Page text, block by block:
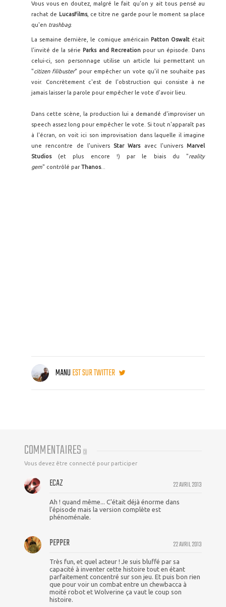
Vous vous en doutez, malgré le fait qu'on y ait tous pensé au
rachat de LucasFilms, ce titre ne garde pour le moment sa place
qu'en trashbag.
La semaine dernière, le comique américain Patton Oswaltétait
l'invité de la série Parks and Recreationpour un épisode. Dans
celui-ci, son personnage utilise un article lui permettant un
"citizen filibuster" pour empêcher un vote qu'il ne souhaite pas
voir. Concrètement c'est de l'obstruction qui consiste à ne
jamais laisser la parole pour empêcher le vote d'avoir lieu.
Dans cette scène, la production lui a demandé d'improviser un
speech assez long pour empêcher le vote. Si tout n'apparaît pas
à l'écran, on voit ici son improvisation dans laquelle il imagine
une rencontre de l'univers Star Warsavec l'univers Marvel
Studios(et plus encore !) par le biais du "reality
gem" contrôlé parThanos...
MANUEST SUR TWITTER
COMMENTAIRES (3)
Vous devez être connecté pour participer
22 AVRIL 2013
ECAZ
Ah ! quand même... C'était déjà énorme dans
l'épisode mais la version complète est
phénoménale.
22 AVRIL 2013
PEPPER
Très fun, et quel acteur ! Je suis bluffé par sa
capacité à inventer cette histoire tout en étant
parfaitement concentré sur son jeu. Et puis bon rien
que pour voir un combat entre un chewbacca à
moité robot et Wolverine ça vaut le coup son
histoire.